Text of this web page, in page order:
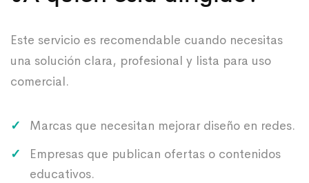
Este servicio es recomendable cuando necesitas
una solución clara, profesional y lista para uso
comercial.
Marcas que necesitan mejorar diseño en redes.
Empresas que publican ofertas o contenidos
educativos.